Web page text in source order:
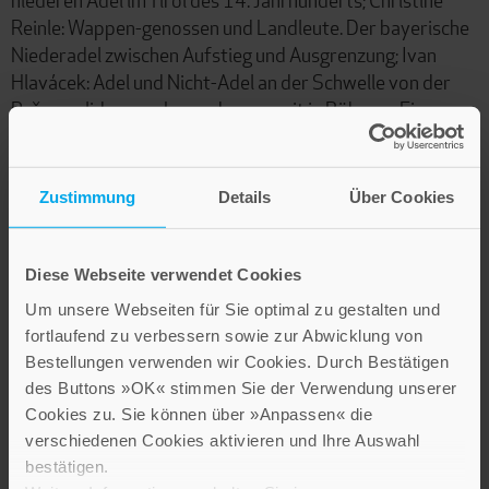
Zustimmung Details Über Cookies
Diese Webseite verwendet Cookies
Um unsere Webseiten für Sie optimal zu gestalten und
fortlaufend zu verbessern sowie zur Abwicklung von
Bestellungen verwenden wir Cookies. Durch Bestätigen
des Buttons »OK« stimmen Sie der Verwendung unserer
Cookies zu. Sie können über »Anpassen« die
verschiedenen Cookies aktivieren und Ihre Auswahl
bestätigen.
Reinle: Wappen-genossen und Landleute. Der bayerische
Niederadel zwischen Aufstieg und Ausgrenzung; Ivan
Hlavácek: Adel und Nicht-Adel an der Schwelle von der
Prˇemysliden- zur Luxemburgerzeit in Böhmen. Ein
kommentierter Literaturbericht; Joachim Schneider:
Kleine Ehrbarmannen in Kursachsen. Adel zwischen
Bauern, Bürgertum und landsässiger Ritterschaft;
und Patriziat. Soziale Dynamik im spätmittelalterlichen
Westfalen; Heinrich Schmidt: Häuptlingsmacht,
Freiheitsideologie und bäuerliche Sozialstruktur im
spätmittelalterlichen Friesland; Rudolf Holbach: Kirchen,
Karrieren und soziale Mobilität zwischen Nicht-Adel und
Adel; Kurt Andermann: Zwischen Zunft und Patriziat.
Beobachtungen zur sozialen Mobilität in oberdeutschen
Städten des späten Mittelalters; Rüdiger Fuchs: Adel und